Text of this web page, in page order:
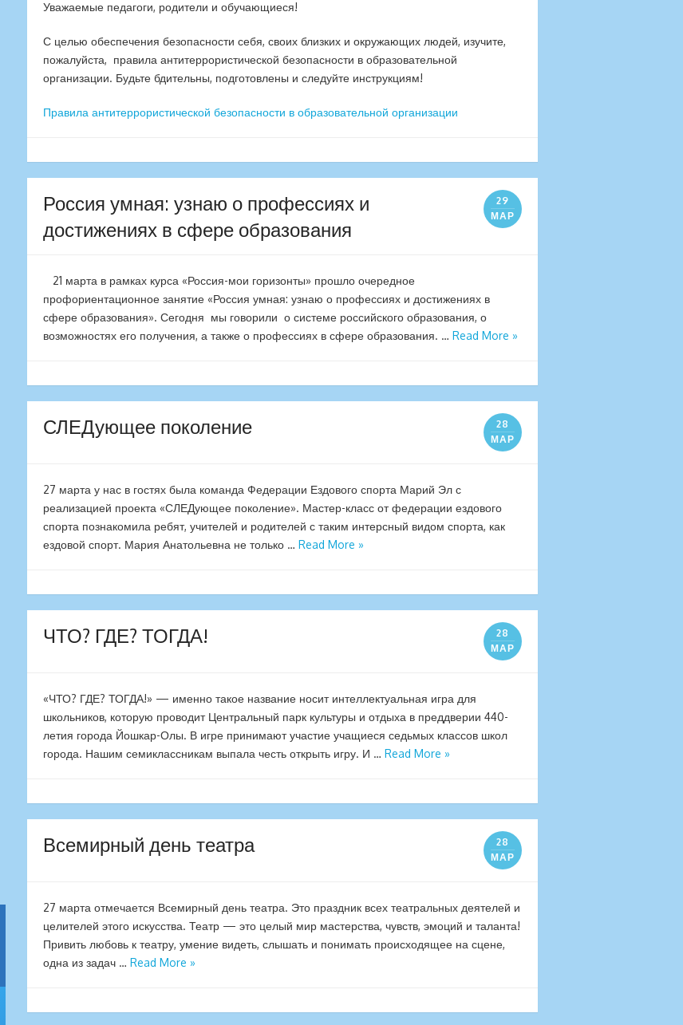
Уважаемые педагоги, родители и обучающиеся!
С целью обеспечения безопасности себя, своих близких и окружающих людей, изучите,
пожалуйста, правила антитеррористической безопасности в образовательной
организации. Будьте бдительны, подготовлены и следуйте инструкциям!
Правила антитеррористической безопасности в образовательной организации
Россия умная: узнаю о профессиях и
достижениях в сфере образования
29
МАР
21 марта в рамках курса «Россия-мои горизонты» прошло очередное
профориентационное занятие «Россия умная: узнаю о профессиях и достижениях в
сфере образования». Сегодня мы говорили о системе российского образования, о
возможностях его получения, а также о профессиях в сфере образования. … Read More »
СЛЕДующее поколение
28
МАР
27 марта у нас в гостях была команда Федерации Ездового спорта Марий Эл с
реализацией проекта «СЛЕДующее поколение». Мастер-класс от федерации ездового
спорта познакомила ребят, учителей и родителей с таким интерсный видом спорта, как
ездовой спорт. Мария Анатольевна не только … Read More »
ЧТО? ГДЕ? ТОГДА!
28
МАР
«ЧТО? ГДЕ? ТОГДА!» — именно такое название носит интеллектуальная игра для
школьников, которую проводит Центральный парк культуры и отдыха в преддверии 440-
летия города Йошкар-Олы. В игре принимают участие учащиеся седьмых классов школ
города. Нашим семиклассникам выпала честь открыть игру. И … Read More »
Всемирный день театра
28
МАР
27 марта отмечается Всемирный день театра. Это праздник всех театральных деятелей и
целителей этого искусства. Театр — это целый мир мастерства, чувств, эмоций и таланта!
Привить любовь к театру, умение видеть, слышать и понимать происходящее на сцене,
одна из задач … Read More »